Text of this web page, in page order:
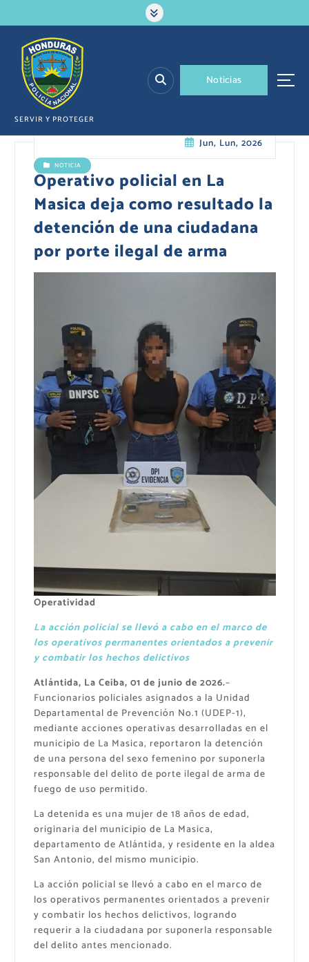
a
SERVIR Y PROTEGER
Noticias
Jun, Lun, 2026
NOTICIA
Operativo policial en La
Masica deja como resultado la
detención de una ciudadana
por porte ilegal de arma
Operatividad
La acción policial se llevó a cabo en el marco de
los operativos permanentes orientados a prevenir
y combatir los hechos delictivos
Atlántida, La Ceiba, 01 de junio de 2026.–
Funcionarios policiales asignados a la Unidad
Departamental de Prevención No.1 (UDEP-1),
mediante acciones operativas desarrolladas en el
municipio de La Masica, reportaron la detención
de una persona del sexo femenino por suponerla
responsable del delito de porte ilegal de arma de
fuego de uso permitido.
La detenida es una mujer de 18 años de edad,
originaria del municipio de La Masica,
departamento de Atlántida, y residente en la aldea
San Antonio, del mismo municipio.
La acción policial se llevó a cabo en el marco de
los operativos permanentes orientados a prevenir
y combatir los hechos delictivos, logrando
requerir a la ciudadana por suponerla responsable
del delito antes mencionado.